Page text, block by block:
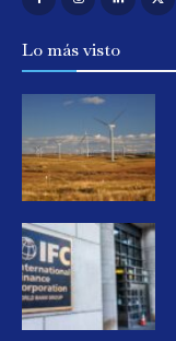
Lo más visto